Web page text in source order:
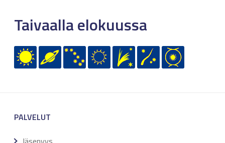
Taivaalla elokuussa
PALVELUT